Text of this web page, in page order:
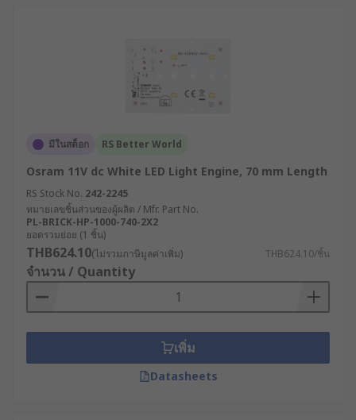
can get different colour temperatures, for
example, cool white and warm white. Cool white
LEDs are more popular in industry, while warm
are also available, including colour-chasing strips
which can be programmed to create custom
lighting. RGB and RGBW LED strip lights are ideal
if you are looking to use a wide range of different
colours.
How are they used?
Accent lighting in home and in retail
Under cabinet lighting
Media centre lighting
มีในสต็อก RS Better World
Osram 11V dc White LED Light Engine, 70 mm Length
RS Stock No. 242-2245
หมายเลขชิ้นส่วนของผู้ผลิต / Mfr. Part No.
PL-BRICK-HP-1000-740-2X2
ยอดรวมย่อย (1 ชิ้น)
THB624.10(ไม่รวมภาษีมูลค่าเพิ่ม) THB624.10/ชิ้น
จำนวน / Quantity
เพิ่ม
Datasheets